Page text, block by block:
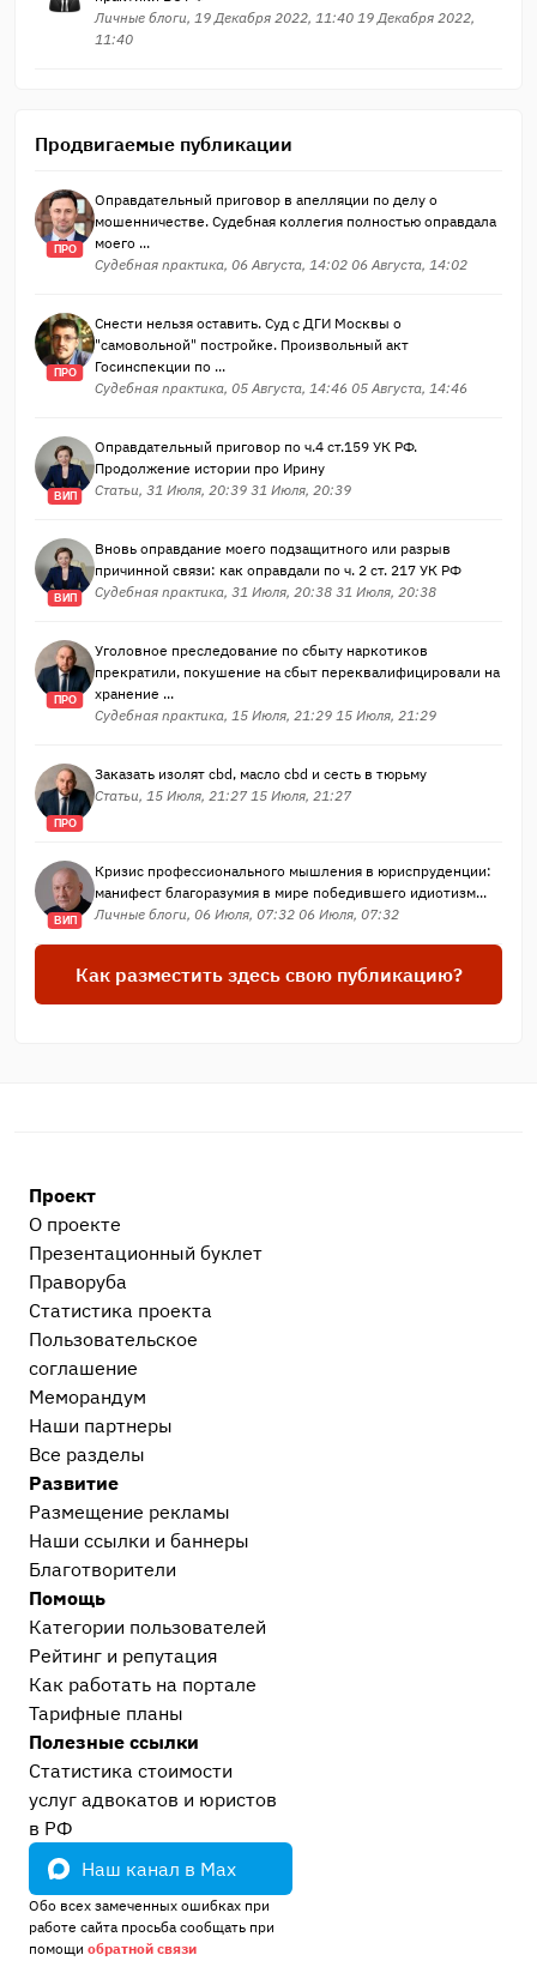
Личные блоги, 19 Декабря 2022, 11:40 19 Декабря 2022,
11:40
Продвигаемые публикации
ПРО
Оправдательный приговор в апелляции по делу о
мошенничестве. Судебная коллегия полностью оправдала
моего ...
Судебная практика, 06 Августа, 14:02 06 Августа, 14:02
ПРО
Снести нельзя оставить. Суд с ДГИ Москвы о
"самовольной" постройке. Произвольный акт
Госинспекции по ...
Судебная практика, 05 Августа, 14:46 05 Августа, 14:46
ВИП
Оправдательный приговор по ч.4 ст.159 УК РФ.
Продолжение истории про Ирину
Статьи, 31 Июля, 20:39 31 Июля, 20:39
ВИП
Вновь оправдание моего подзащитного или разрыв
причинной связи: как оправдали по ч. 2 ст. 217 УК РФ
Судебная практика, 31 Июля, 20:38 31 Июля, 20:38
ПРО
Уголовное преследование по сбыту наркотиков
прекратили, покушение на сбыт переквалифицировали на
хранение ...
Судебная практика, 15 Июля, 21:29 15 Июля, 21:29
ПРО
Заказать изолят cbd, масло cbd и сесть в тюрьму
Статьи, 15 Июля, 21:27 15 Июля, 21:27
ВИП
Кризис профессионального мышления в юриспруденции:
манифест благоразумия в мире победившего идиотизм...
Личные блоги, 06 Июля, 07:32 06 Июля, 07:32
Как разместить здесь свою публикацию?
Проект
О проекте
Презентационный букл​ет
Праворуба
Статистика проекта
Пользовательское
соглашение
Меморандум
Наши партнеры
Все разделы
Развитие
Размещение рекламы
Наши ссылки и баннеры
Благотворители
Помощь
Категории пользователей
Рейтинг и репутация
Как работать на портале
Тарифные планы
Полезные ссылки
Статистика стоимости
услуг адвокатов и юристов
в РФ
Наш канал в Max
Обо всех замеченных ошибках при
работе сайта просьба сообщать при
помощи обратной связи